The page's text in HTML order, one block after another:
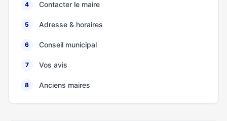
4 Contacter le maire
5 Adresse & horaires
6 Conseil municipal
7 Vos avis
8 Anciens maires